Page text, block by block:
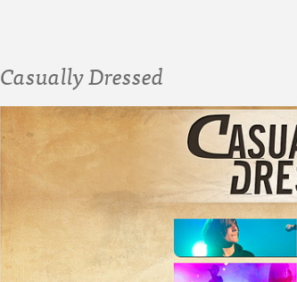
Casually Dressed